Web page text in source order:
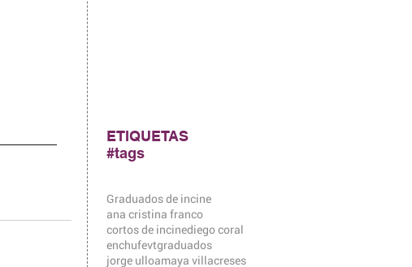
ETIQUETAS
#tags
Graduados de incine
ana cristina franco
cortos de incinediego coral
enchufevtgraduados
jorge ulloamaya villacreses